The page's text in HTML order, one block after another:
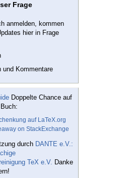
Frage
anmelden, kommen
hier in Frage
und Kommentare
Doppelte Chance auf
auf LaTeX.org
on StackExchange
durch DANTE e.V.:
TeX e.V. Danke